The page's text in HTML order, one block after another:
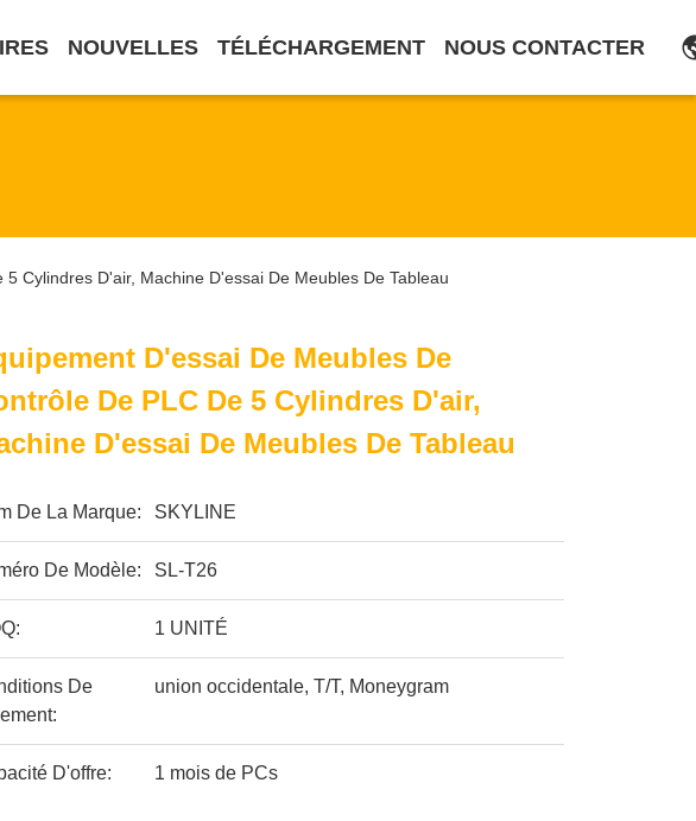
NOUVELLES TÉLÉCHARGEMENT NOUS CONTACTER
Cylindres D'air, Machine D'essai De Meubles De Tableau
D'essai De Meubles De
De PLC De 5 Cylindres D'air,
D'essai De Meubles De Tableau
De La Marque: SKYLINE
De Modèle: SL-T26
1 UNITÉ
De
union occidentale, T/T, Moneygram
D'offre: 1 mois de PCs